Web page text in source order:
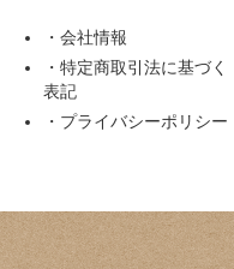
・会社情報
・特定商取引法に基づく
表記
・プライバシーポリシー